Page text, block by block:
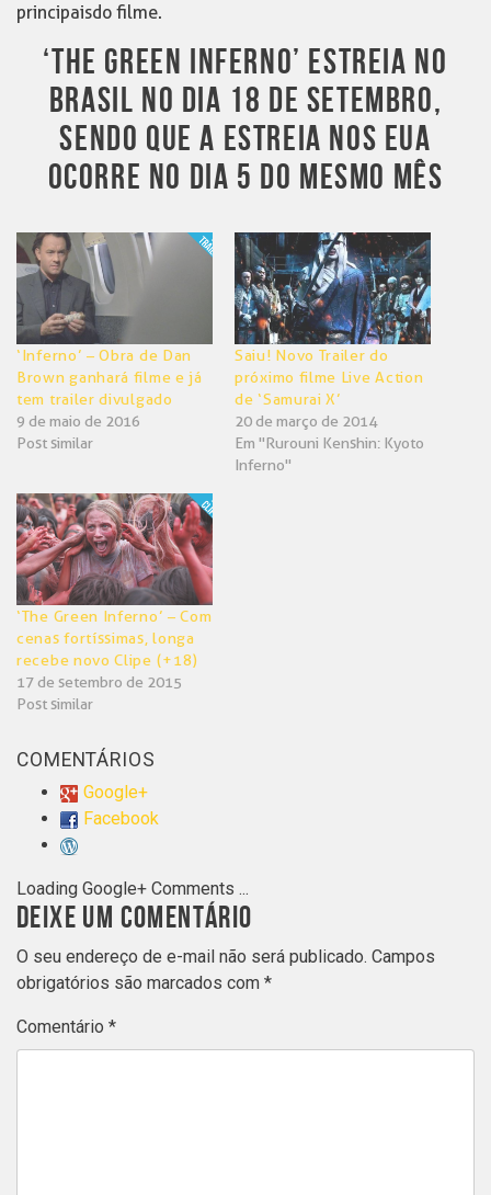
principais do filme.
‘THE GREEN INFERNO’ ESTREIA NO
BRASIL NO DIA 18 DE SETEMBRO,
SENDO QUE A ESTREIA NOS EUA
OCORRE NO DIA 5 DO MESMO MÊS
‘Inferno’ – Obra de Dan
Brown ganhará filme e já
tem trailer divulgado
9 de maio de 2016
Post similar
Saiu! Novo Trailer do
próximo filme Live Action
de ‘Samurai X’
20 de março de 2014
Em "Rurouni Kenshin: Kyoto
Inferno"
‘The Green Inferno’ – Com
cenas fortíssimas, longa
recebe novo Clipe (+18)
17 de setembro de 2015
Post similar
COMENTÁRIOS
Google+
Facebook
Loading Google+ Comments ...
DEIXE UM COMENTÁRIO
O seu endereço de e-mail não será publicado. Campos
obrigatórios são marcados com *
Comentário *